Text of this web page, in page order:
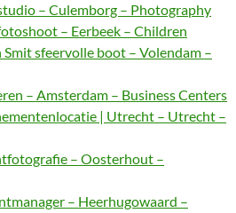
– Culemborg – Photography
– Eerbeek – Children
Smit sfeervolle boot – Volendam –
– Amsterdam – Business Centers
| Utrecht – Utrecht –
– Oosterhout –
– Heerhugowaard –